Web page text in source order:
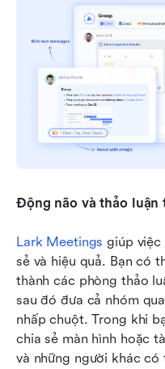
Động não và thảo luận
Lark Meetings giúp việc
sẻ và hiệu quả. Bạn có
thành các phòng thảo
sau đó đưa cả nhóm
nhấp chuột. Trong khi
chia sẻ màn hình hoặc
và những người khác